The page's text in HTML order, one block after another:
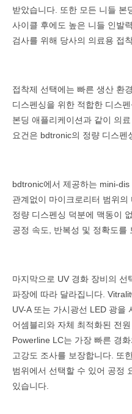
받았습니다. 또한 모든 니들 본
사이클 후에도 높은 니들 인발
검사를 위해 당사의 의료용 접
접착제 선택에는 빠른 생산 환
디스펜싱을 위한 적합한 디스
본딩 애플리케이션과 같이 의
요건은 bdtronic의 정량 디스펜
bdtronic에서 제공하는 mini-
관계없이 마이크로리터 범위
정량 디스펜싱 덕분에 맥동이
공정 속도, 반복성 및 정확도를
마지막으로 UV 경화 장비의
파장에 따라 달라집니다.
UV-A 또는 가시광선 LED 광을
어셈블리와 자체 최적화된 전
Powerline LC는 가장 빠른 경
고강도 조사를 보장합니다. 또
범위에서 선택할 수 있어 공정
있습니다.